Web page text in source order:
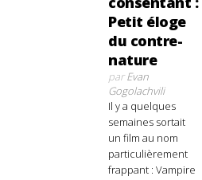
Petit éloge
du contre-
nature
parEvan
Gogolachvili
Il y a quelques
semaines sortait
un film au nom
particulièrement
frappant : Vampire